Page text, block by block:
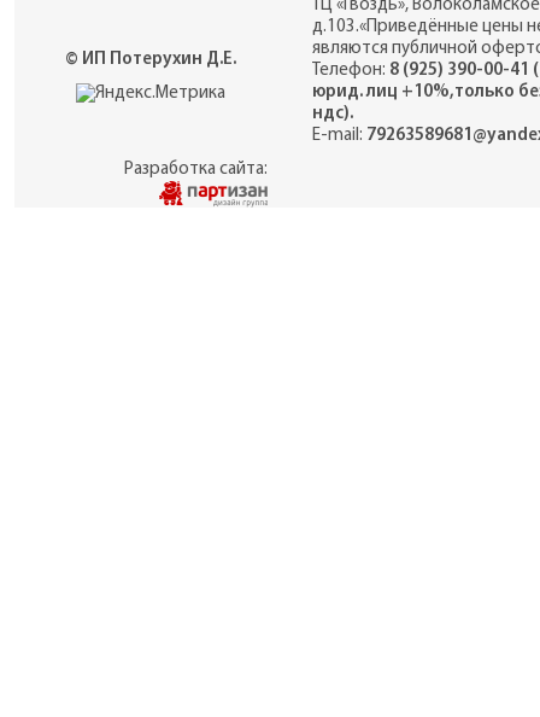
© ИП Потерухин Д.Е.
ТЦ «Гвоздь»,
д.103.«Приведённые цены
являются публичной
Телефон: 8 (925) 390-00-41
юрид. лиц +10%,только
ндс).
E-mail:
Разработка сайта: